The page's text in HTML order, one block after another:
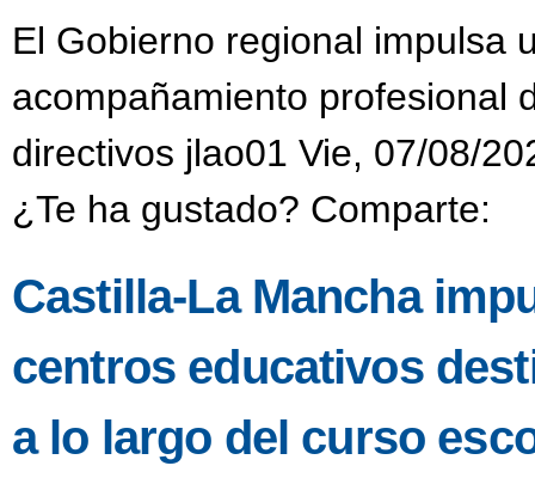
El Gobierno regional impulsa
acompañamiento profesional
directivos jlao01 Vie, 07/08/
¿Te ha gustado? Comparte:
Castilla-La Mancha
centros educativos
a lo largo del curso